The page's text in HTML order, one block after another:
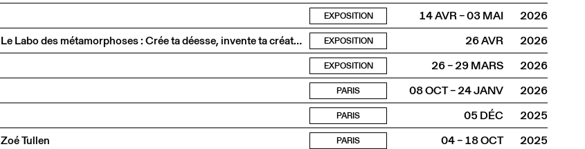
EXPOSITION 14 AVR – 03 MAI
2026
Le Labo des métamorphoses : Crée ta déesse, invente ta créature EXPOSITION 26 AVR
2026
EXPOSITION 26 – 29 MARS
2026
PARIS 08 OCT – 24 JANV
2026
PARIS 05 DÉC
2025
Zoé Tullen PARIS 04 – 18 OCT
2025